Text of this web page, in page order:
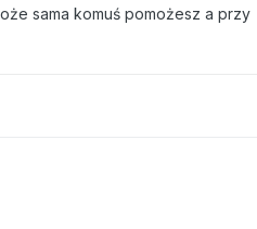
sama komuś pomożesz a przy